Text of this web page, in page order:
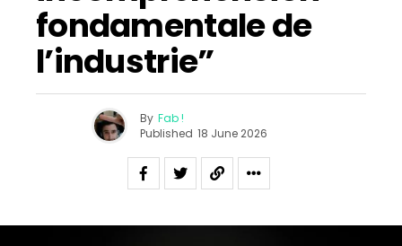
fondamentale de
l’industrie”
By Fab !
Published 18 June 2026